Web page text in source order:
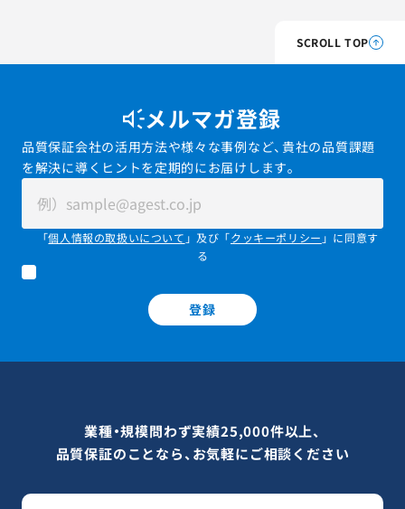
SCROLL TOP
メルマガ登録
品質保証会社の活用方法や様々な事例など、貴社の品質課題
を解決に導くヒントを定期的にお届けします。
「個人情報の取扱いについて 」及び「クッキーポリシー 」に同意す
る
登録
業種・規模問わず実績25,000件以上、
品質保証のことなら、お気軽にご相談ください